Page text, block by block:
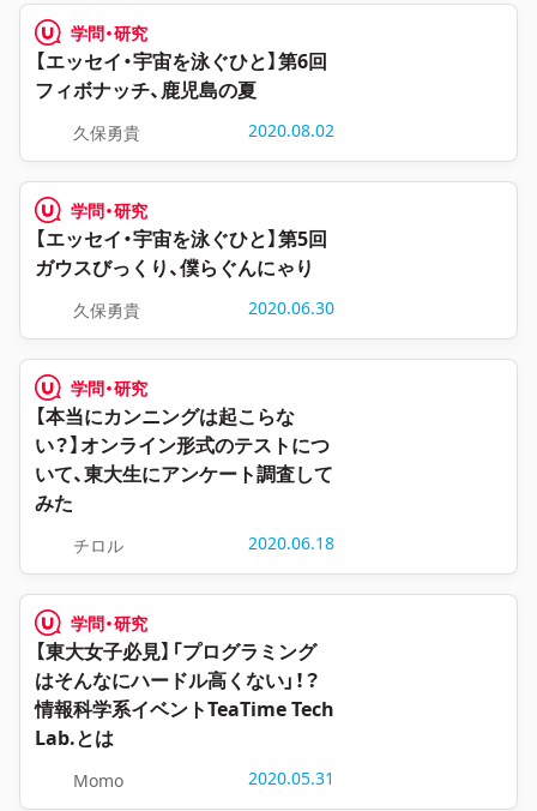
学問・研究
【エッセイ・宇宙を泳ぐひと】第6回
フィボナッチ、鹿児島の夏
久保勇貴 2020.08.02
学問・研究
【エッセイ・宇宙を泳ぐひと】第5回
ガウスびっくり、僕らぐんにゃり
久保勇貴 2020.06.30
学問・研究
【本当にカンニングは起こらな
い？】オンライン形式のテストにつ
いて、東大生にアンケート調査して
みた
チロル 2020.06.18
学問・研究
【東大女子必見】「プログラミング
はそんなにハードル高くない」！？
情報科学系イベントTeaTime Tech
Lab.とは
Momo 2020.05.31